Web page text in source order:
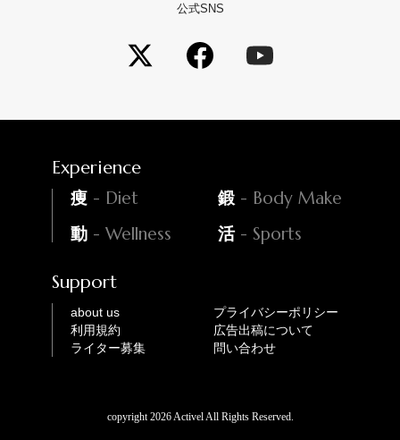
公式SNS
Experience
痩 - Diet 鍛 - Body Make
動 - Wellness 活- Sports
Support
about us
プライバシーポリシー
利用規約
広告出稿について
ライター募集
問い合わせ
copyright 2026 Activel All Rights Reserved.